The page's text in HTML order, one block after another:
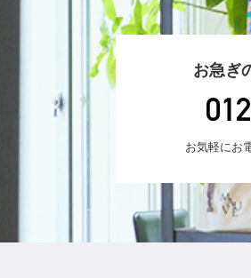
お急ぎ
お気軽にお